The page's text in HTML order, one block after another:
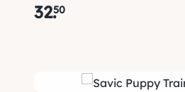
32.50